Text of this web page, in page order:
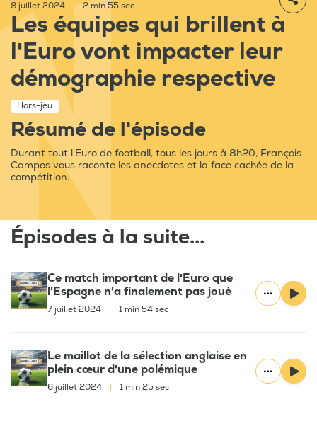
8 juillet 2024 | 2 min 55 sec
Les équipes qui brillent à
l'Euro vont impacter leur
démographie respective
Hors-jeu
Résumé de l'épisode
Durant tout l'Euro de football, tous les jours à 8h20, François
Campos vous raconte les anecdotes et la face cachée de la
compétition.
Épisodes à la suite...
Ce match important de l'Euro que
l'Espagne n'a finalement pas joué
7 juillet 2024 1 min 54 sec
Le maillot de la sélection anglaise en
plein cœur d'une polémique
6 juillet 2024 1 min 25 sec